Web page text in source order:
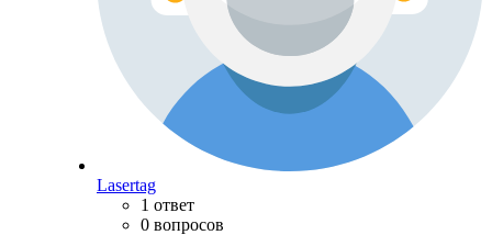
Lasertag
1 ответ
0 вопросов